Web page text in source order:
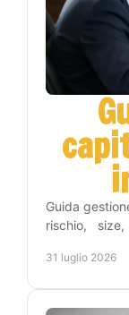
Guida
rischio,
disciplina.
31 luglio 2026